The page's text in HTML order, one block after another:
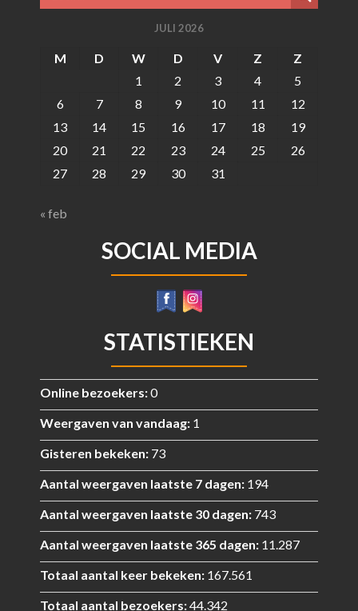
JULI 2026
M D W D V Z
Z
1
2 3 4
5
6
7 8 9 10 11
12
13
14 15 16 17 18
19
20
21 22 23 24 25
26
27
28 29 30 31
« feb
SOCIAL MEDIA
STATISTIEKEN
Online bezoekers:0
Weergaven van vandaag: 1
Gisteren bekeken: 73
Aantal weergaven laatste 7 dagen: 194
Aantal weergaven laatste 30 dagen: 743
Aantal weergaven laatste 365 dagen: 11.287
Totaal aantal keer bekeken: 167.561
Totaal aantal bezoekers:44.342